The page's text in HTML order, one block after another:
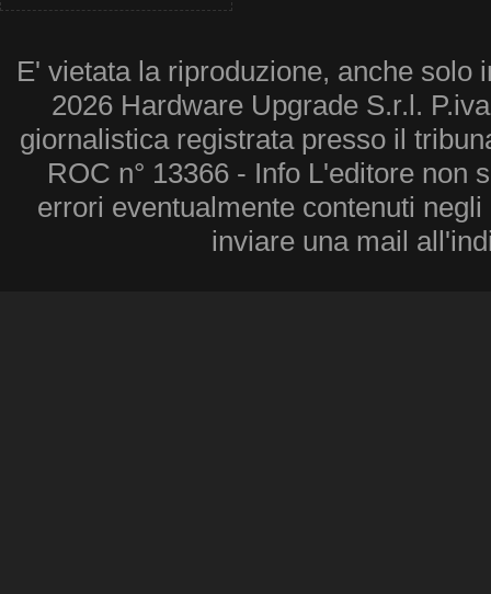
E' vietata la riproduzione, anche solo
2026 Hardware Upgrade S.r.l.
giornalistica registrata presso il
ROC n° 13366 - Info L'editore non
errori eventualmente contenuti
inviare una mail